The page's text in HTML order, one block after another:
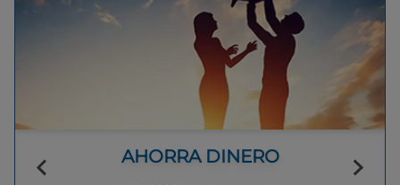
AHORRA DINERO